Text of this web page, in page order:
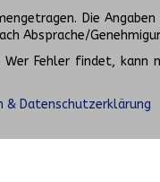
Die
Absprache/
Wer Fehler findet,
& Datenschutzerklärung